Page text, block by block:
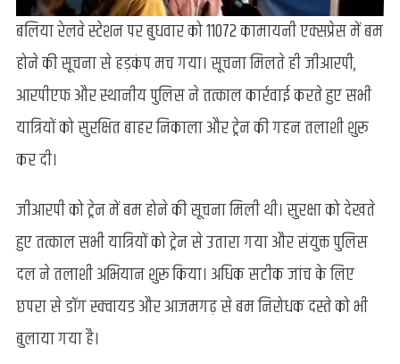
बलिया रेलवे स्टेशन पर बुधवार को 11072 कामायनी एक्सप्रेस में बम
होने की सूचना से हड़कंप मच गया। सूचना मिलते ही जीआरपी,
आरपीएफ और स्थानीय पुलिस ने तत्काल कार्रवाई करते हुए सभी
यात्रियों को सुरक्षित बाहर निकाला और ट्रेन की गहन तलाशी शुरू
कर दी।
जीआरपी को ट्रेन में बम होने की सूचना मिली थी। सुरक्षा को देखते
हुए तत्काल सभी यात्रियों को ट्रेन से उतारा गया और संयुक्त पुलिस
दल ने तलाशी अभियान शुरू किया। अधिक सटीक जांच के लिए
छपरा से डॉग स्क्वायड और आजमगढ़ से बम निरोधक दस्ते को भी
बुलाया गया है।